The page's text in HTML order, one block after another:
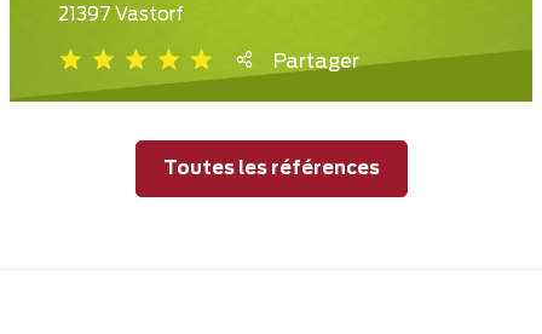
21397 Vastorf
Partager
Toutes les références